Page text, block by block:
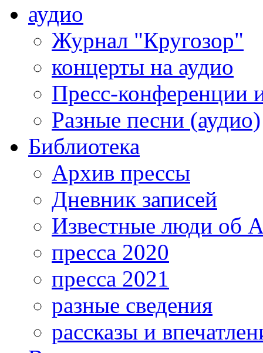
аудио
Журнал "Кругозор"
концерты на аудио
Пресс-конференции
Разные песни (аудио)
Библиотека
Архив прессы
Дневник записей
Известные люди об
пресса 2020
пресса 2021
разные сведения
рассказы и